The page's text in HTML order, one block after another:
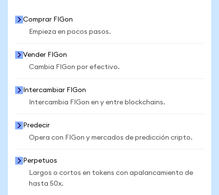
Comprar FIGon
Empieza en pocos pasos.
Vender FIGon
Cambia FIGon por efectivo.
Intercambiar FIGon
Intercambia FIGon en y entre blockchains.
Predecir
Opera con FIGon y mercados de predicción cripto.
Perpetuos
Largos o cortos en tokens con apalancamiento de
hasta 50x.